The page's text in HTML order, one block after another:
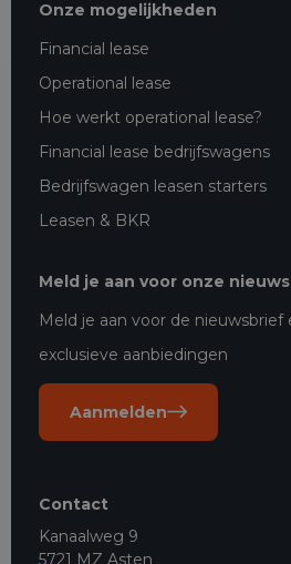
Onze mogelijkheden
Financial lease
Operational lease
Hoe werkt operational lease?
Financial lease bedrijfswagens
Bedrijfswagen leasen starters
Leasen & BKR
Meld je aan voor onze
Meld je aan voor de
exclusieve aanbiedingen
Aanmelden
Contact
Kanaalweg 9
5721 MZ Asten